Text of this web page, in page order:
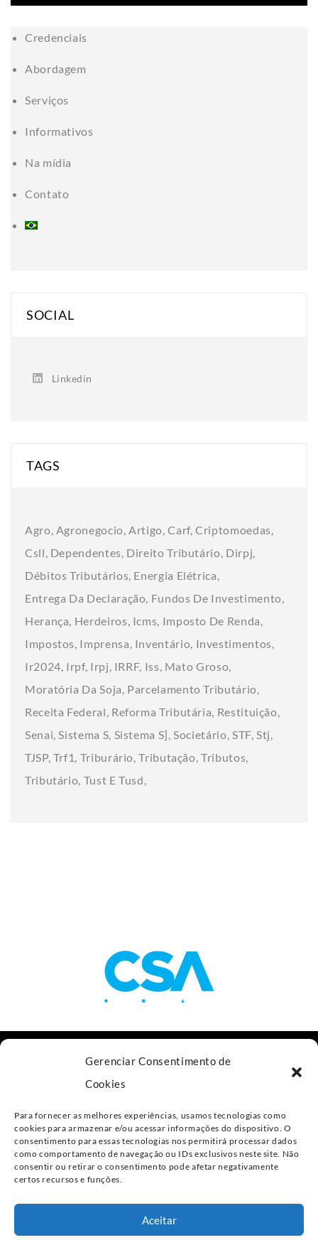
Gerenciar Consentimento de
Cookies
Para fornecer as melhores experiências, usamos tecnologias como
cookies para armazenar e/ou acessar informações do dispositivo. O
consentimento para essas tecnologias nos permitirá processar dados
como comportamento de navegação ou IDs exclusivos neste site. Não
consentir ou retirar o consentimento pode afetar negativamente
certos recursos e funções.
Aceitar
Credenciais
Abordagem
Serviços
Informativos
Na mídia
Contato
SOCIAL
Linkedin
TAGS
Agro Agronegocio Artigo Carf Criptomoedas
Csll Dependentes Direito Tributário Dirpj
Débitos Tributários Energia Elétrica
Entrega Da Declaração Fundos De Investimento
Herança Herdeiros Icms Imposto De Renda
Impostos Imprensa Inventário Investimentos
Ir2024 Irpf Irpj IRRF Iss Mato Groso
Moratória Da Soja Parcelamento Tributário
Receita Federal Reforma Tributária Restituição
Senai Sistema S Sistema S] Societário STF Stj
TJSP Trf1 Triburário Tributação Tributos
Tributário Tust E Tusd
contato@csalaw.adv.br
Política de Privacidade